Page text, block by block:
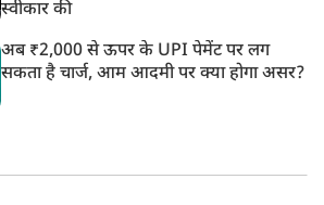
स्वीकार की
अब ₹2,000 से ऊपर के UPI पेमेंट पर लग
सकता है चार्ज, आम आदमी पर क्या होगा असर?